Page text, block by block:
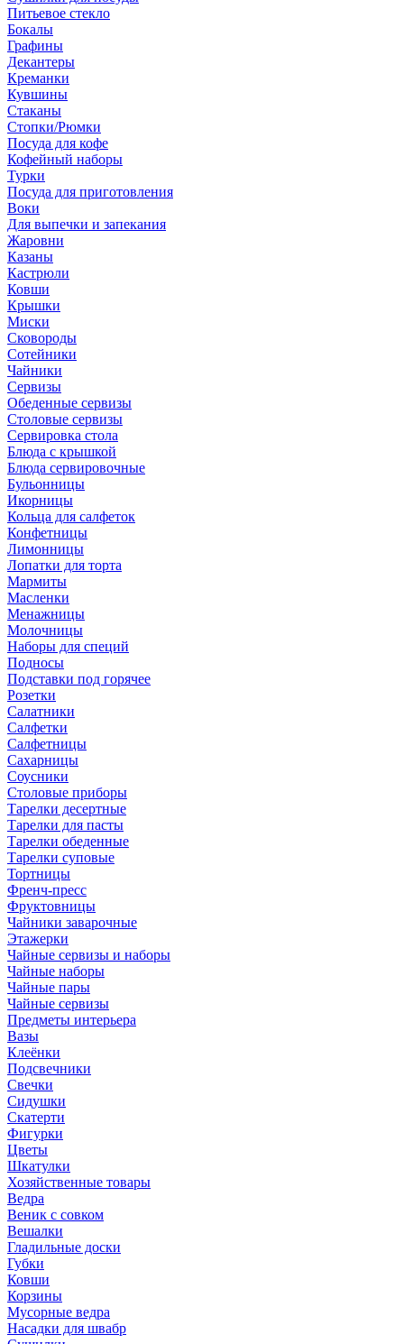
Питьевое стекло
Бокалы
Графины
Декантеры
Креманки
Кувшины
Стаканы
Стопки/Рюмки
Посуда для кофе
Кофейный наборы
Турки
Посуда для приготовления
Воки
Для выпечки и запекания
Жаровни
Казаны
Кастрюли
Ковши
Крышки
Миски
Сковороды
Сотейники
Чайники
Сервизы
Обеденные сервизы
Столовые сервизы
Сервировка стола
Блюда с крышкой
Блюда сервировочные
Бульонницы
Икорницы
Кольца для салфеток
Конфетницы
Лимонницы
Лопатки для торта
Мармиты
Масленки
Менажницы
Молочницы
Наборы для специй
Подносы
Подставки под горячее
Розетки
Салатники
Салфетки
Салфетницы
Сахарницы
Соусники
Столовые приборы
Тарелки десертные
Тарелки для пасты
Тарелки обеденные
Тарелки суповые
Тортницы
Френч-пресс
Фруктовницы
Чайники заварочные
Этажерки
Чайные сервизы и наборы
Чайные наборы
Чайные пары
Чайные сервизы
Предметы интерьера
Вазы
Клеёнки
Подсвечники
Свечки
Сидушки
Скатерти
Фигурки
Цветы
Шкатулки
Хозяйственные товары
Ведра
Веник с совком
Вешалки
Гладильные доски
Губки
Ковши
Корзины
Мусорные ведра
Насадки для швабр